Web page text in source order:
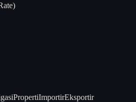
PropertiImportirEksportir